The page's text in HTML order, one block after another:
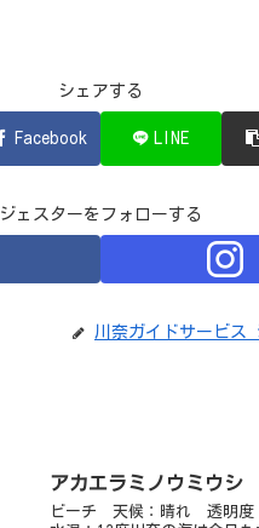
シェアする
Facebook LINE
ジェスターをフォローする
川奈ガイドサービス
アカエラミノウミウシ
ビーチ 天候：晴れ 透明度